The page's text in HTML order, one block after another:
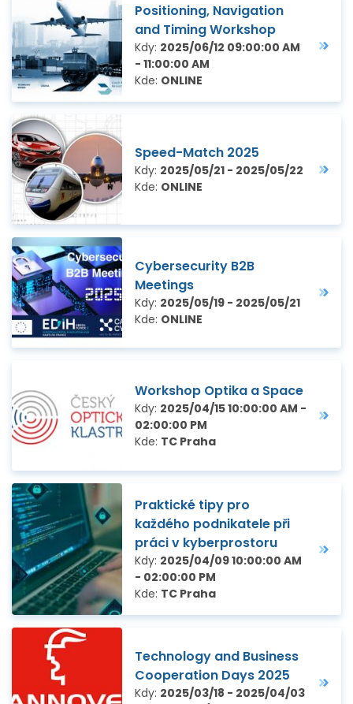
Positioning, Navigation
and Timing Workshop
Kdy: 2025/06/12 09:00:00 AM
- 11:00:00 AM
Kde: ONLINE
Speed-Match 2025
Kdy: 2025/05/21 - 2025/05/22
Kde: ONLINE
Cybersecurity B2B
Meetings
Kdy: 2025/05/19 - 2025/05/21
Kde: ONLINE
Workshop Optika a Space
Kdy: 2025/04/15 10:00:00 AM -
02:00:00 PM
Kde: TC Praha
Praktické tipy pro
každého podnikatele při
práci v kyberprostoru
Kdy: 2025/04/09 10:00:00 AM
- 02:00:00 PM
Kde: TC Praha
Technology and Business
Cooperation Days 2025
Kdy: 2025/03/18 - 2025/04/03